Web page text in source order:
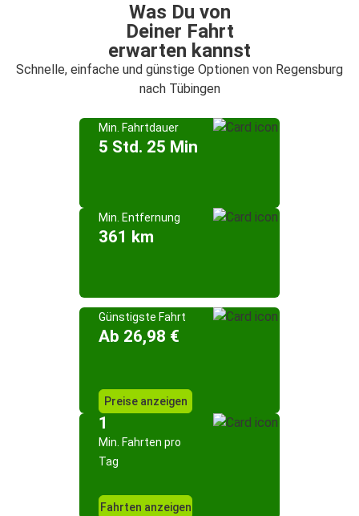
Was Du von
Deiner Fahrt
erwarten kannst
Schnelle, einfache und günstige Optionen von Regensburg
nach Tübingen
Min. Fahrtdauer
5 Std. 25 Min
Min. Entfernung
361 km
Günstigste Fahrt
Ab 26,98 €
Preise anzeigen
1
Min. Fahrten pro
Tag
Fahrten anzeigen